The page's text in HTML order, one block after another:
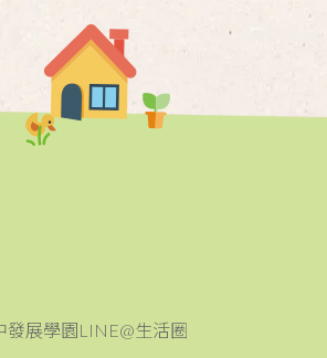
發展學園LINE@生活圈